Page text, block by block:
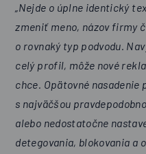
„Nejde o úplne identický
zmeniť meno, názov firmy
o rovnaký typ podvodu.
celý profil, môže nové
chce. Opätovné nasadenie
s najväčšou
alebo nedostatočne
detegovania, blokovania a